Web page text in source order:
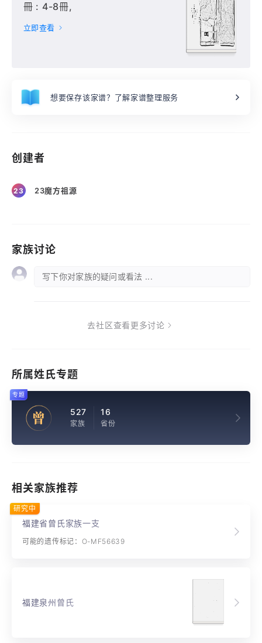
冊 : 4-8冊,
立即查看
想要保存该家谱？了解家谱整理服务
创建者
23 23魔方祖源
家族讨论
写下你对家族的疑问或看法 ...
去社区查看更多讨论
所属姓氏专题
曾 527
家族
16
省份
专题
相关家族推荐
福建省曾氏家族一支
可能的遗传标记：O-MF56639
研究中
福建泉州曾氏